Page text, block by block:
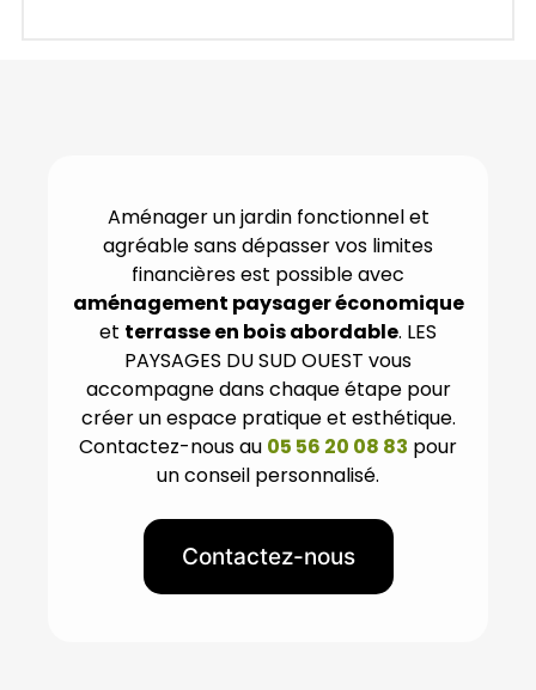
Aménager un jardin fonctionnel et
agréable sans dépasser vos limites
financières est possible avec
aménagement paysager économique
et terrasse en bois abordable. LES
PAYSAGES DU SUD OUEST vous
accompagne dans chaque étape pour
créer un espace pratique et esthétique.
Contactez-nous au 05 56 20 08 83 pour
un conseil personnalisé.
Contactez-nous